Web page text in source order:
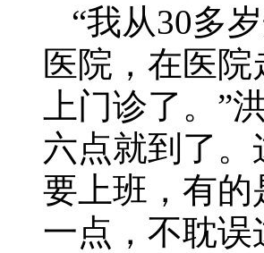
“我从30多
医院，在医
上门诊了。”
六点就到了。
要上班，有
一点，不耽误